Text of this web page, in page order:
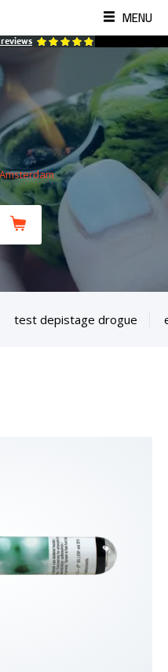
MENU
reviews
test depistage drogue